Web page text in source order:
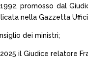
promosso dal
nella Gazzetta
dei ministri;
il Giudice relatore